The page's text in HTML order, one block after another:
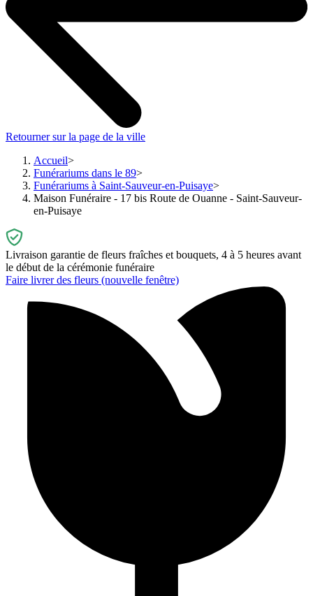
Retourner sur la page de la ville
Accueil
Funérariums dans le 89
Funérariums à Saint-Sauveur-en-Puisaye
Maison Funéraire - 17 bis Route de Ouanne - Saint-Sauveur-
en-Puisaye
Livraison garantie de fleurs fraîches et bouquets, 4 à 5 heures avant
le début de la cérémonie funéraire
Faire livrer des fleurs (nouvelle fenêtre)